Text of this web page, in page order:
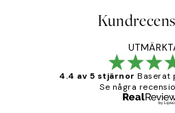
4.4 av 5 stjärnor Baserat
Se några